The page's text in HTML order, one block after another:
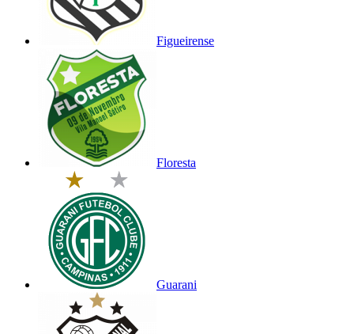
Figueirense
Floresta
Guarani